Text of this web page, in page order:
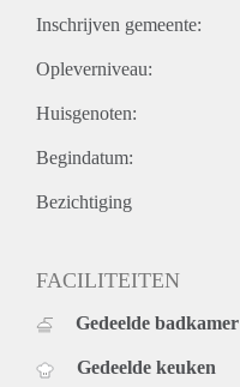
Inschrijven gemeente:
Opleverniveau:
Huisgenoten:
Begindatum:
Bezichtiging
FACILITEITEN
Gedeelde badkamer
Gedeelde keuken